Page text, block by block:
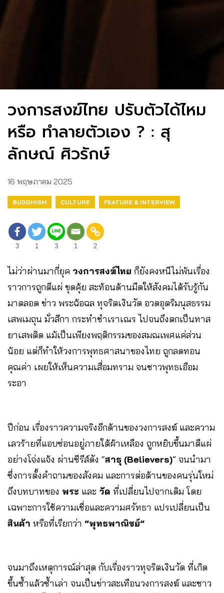
วงการสงฆ์ไทย ปรับตัวได้ไหม
หรือ ทำลายตัวเอง ? : สุ
ลักษณ์ ศิวรักษ์
16 พฤษภาคม 2025
BUDDHISM CULTURE FEATURE & INTERVIEW
3 1 3 1 2
ไม่ว่าผ่านมากี่ยุค วงการสงฆ์ไทย ก็ยังคงหนีไม่พ้นเรื่อง
ราวการถูกตีแผ่ ขุดคุ้ย สะท้อนด้านมืดให้สังคมได้รับรู้กัน
มาตลอด ข่าว พระฉ้อฉล ทุจริตเงินวัด อวดอุตริมนุสธรรม
เสพเมถุน มั่วสีกา กระทำชำเราเณร ไปจนถึงตกเป็นทาส
ยาเสพติด แม้เป็นเพียงพฤติกรรมของสมณเพศแค่ส่วน
น้อย แต่ก็ทำให้วงการพุทธศาสนาของไทย ถูกลดทอน
คุณค่า เผยให้เห็นความเสื่อมทราม จนชาวพุทธเอือม
ระอา
ปีก่อน เรื่องราวความจริงอีกด้านของวงการสงฆ์ และความ
เลวร้ายที่แอบซ่อนอยู่ภายใต้ผ้าเหลือง ถูกหยิบขึ้นมาตีแผ่
อย่างโจ่งแจ้ง ผ่านซีรีส์ดัง “สาธุ (Believers)” จนนำมา
ซึ่งการตั้งคำถามของสังคม และการต่อต้านของคนรุ่นใหม่
ถึงบทบาทของ พระ และ วัด ที่เปลี่ยนไปจากเดิม โดย
เฉพาะการใช้ความเชื่อและความศรัทธา แปรเปลี่ยนเป็น
สินค้า หรือที่เรียกว่า “พุทธพาณิชย์”
จนมาถึงเหตุการณ์ล่าสุด กับเรื่องราวทุจริตเงินวัด ที่เกิด
ขึ้นซ้ำแล้วซ้ำเล่า จนเป็นข่าวสะเทือนวงการสงฆ์ และชาว